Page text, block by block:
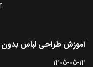
آموزش طراحی لباس بدون
1405-05-14